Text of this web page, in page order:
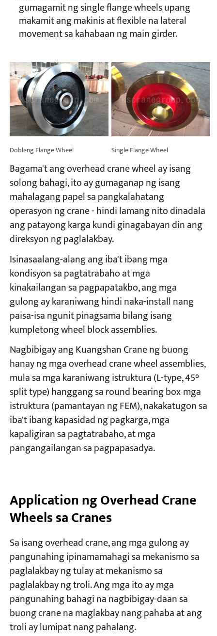
gumagamit ng single flange wheels upang
makamit ang makinis at flexible na lateral
movement sa kahabaan ng main girder.
Dobleng Flange Wheel Single Flange Wheel
Bagama't ang overhead crane wheel ay isang
solong bahagi, ito ay gumaganap ng isang
mahalagang papel sa pangkalahatang
operasyon ng crane - hindi lamang nito dinadala
ang patayong karga kundi ginagabayan din ang
direksyon ng paglalakbay.
Isinasaalang-alang ang iba't ibang mga
kondisyon sa pagtatrabaho at mga
kinakailangan sa pagpapatakbo, ang mga
gulong ay karaniwang hindi naka-install nang
paisa-isa ngunit pinagsama bilang isang
kumpletong wheel block assemblies.
Nagbibigay ang Kuangshan Crane ng buong
hanay ng mga overhead crane wheel assemblies,
mula sa mga karaniwang istruktura (L-type, 45°
split type) hanggang sa round bearing boxmga
istruktura (pamantayan ng FEM), nakakatugon sa
iba't ibang kapasidad ng pagkarga, mga
kapaligiran sa pagtatrabaho, at mga
pangangailangan sa pagpapasadya.
Application ng Overhead Crane
Wheels sa Cranes
Sa isang overhead crane, ang mga gulong ay
pangunahing ipinamamahagi sa mekanismo sa
paglalakbay ng tulay at mekanismo sa
paglalakbay ng troli. Ang mga ito ay mga
pangunahing bahagi na nagbibigay-daan sa
buong crane na maglakbay nang pahaba at ang
troli ay lumipat nang pahalang.